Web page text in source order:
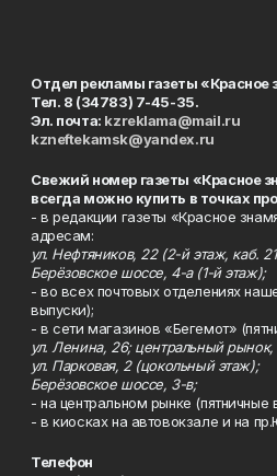
Отдел рекламы газеты
Тел. 8 (34783) 7-45-35.
Эл. почта: kzreklama@mail.ru
kzneftekamsk@yandex.ru
Свежий номер газеты «Красное
всегда можно купить в точках
- в редакции газеты «Красное
адресам:
ул. Нефтяников, 22 (2-й этаж, каб.
Берёзовское шоссе, 4-а (1-й этаж);
- во всех почтовых отделениях
выпуски);
- в сети магазинов «Бегемот»
ул. Ленина, 26; центральный
ул. Парковая, 2 (цокольный этаж);
Берёзовское шоссе, 3-в;
- на центральном рынке (пятничные
- в киосках на автовокзале и на
Телефон